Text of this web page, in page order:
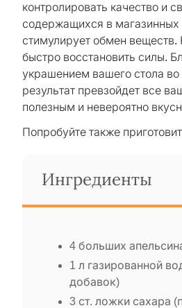
контролировать качество и
содержащихся в магазинных
стимулирует обмен веществ.
быстро восстановить силы.
украшением вашего стола во
результат превзойдет все
полезным и невероятно
Попробуйте также
Ингредиенты
4 больших
1 л газированной
добавок)
3 ст. ложки сахара